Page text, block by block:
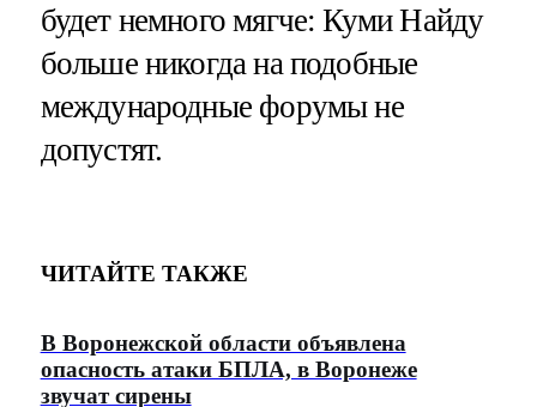
будет немного мягче: Куми Найду
больше никогда на подобные
международные форумы не
допустят.
ЧИТАЙТЕ ТАКЖЕ
В Воронежской области объявлена
опасность атаки БПЛА, в Воронеже
звучат сирены